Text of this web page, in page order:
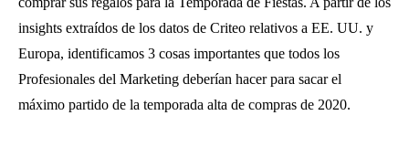
insights extraídos de los datos de Criteo relativos a EE. UU. y
Europa, identificamos 3 cosas importantes que todos los
Profesionales del Marketing deberían hacer para sacar el
máximo partido de la temporada alta de compras de 2020.